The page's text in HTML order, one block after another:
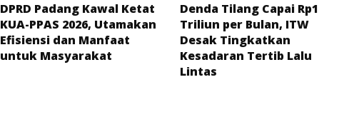
DPRD Padang Kawal Ketat
KUA-PPAS 2026, Utamakan
Efisiensi dan Manfaat
untuk Masyarakat
Denda Tilang Capai Rp1
Triliun per Bulan, ITW
Desak Tingkatkan
Kesadaran Tertib Lalu
Lintas